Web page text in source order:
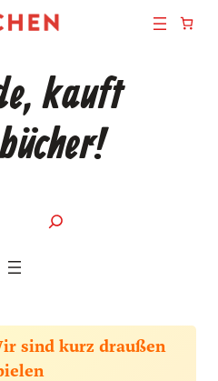
kauft
sind kurz draußen